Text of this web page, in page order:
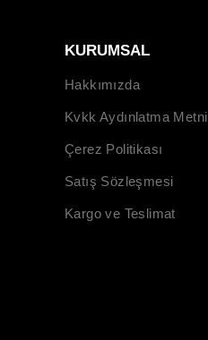
KURUMSAL
Hakkımızda
Kvkk Aydınlatma Metni
Çerez Politikası
Satış Sözleşmesi
Kargo ve Teslimat